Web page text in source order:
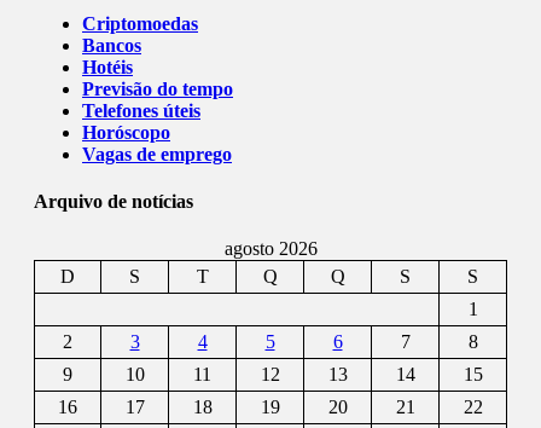
Criptomoedas
Bancos
Hotéis
Previsão do tempo
Telefones úteis
Horóscopo
Vagas de emprego
Arquivo de notícias
agosto 2026
D
S T Q Q S
S
1
2
3 4 5 6 7
8
9
10 11 12 13 14
15
16
17 18 19 20 21
22